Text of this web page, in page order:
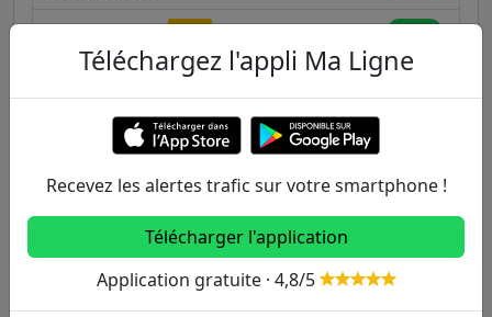
599m
Martyrs de Chateaubriant - Métro /
Bagneux Lucie Aubrac
162
188
Autres lignes
Téléchargez l'appli Ma Ligne
Recevez les alertes trafic sur votre smartphone !
Télécharger l'application
Application gratuite · 4,8/5